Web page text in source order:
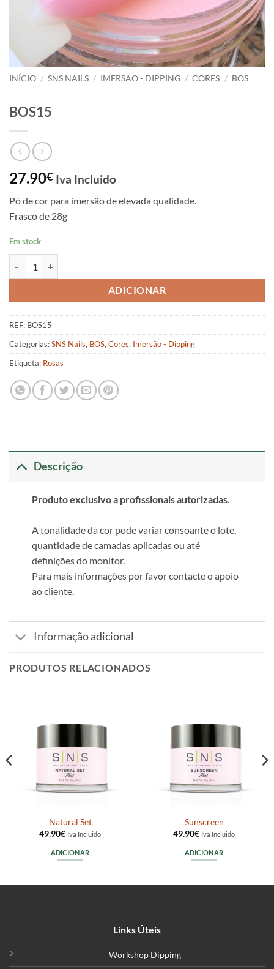
INÍCIO / SNS NAILS / IMERSÃO - DIPPING / CORES / BOS
BOS15
27.90€ Iva Incluido
Pó de cor para imersão de elevada qualidade.
Frasco de 28g
Em stock
ADICIONAR
REF: BOS15
Categorias:SNS Nails, BOS, Cores, Imersão - Dipping
Etiqueta: Rosas
Descrição
Produto exclusivo a profissionais autorizadas.
A tonalidade da cor pode variar consoante o lote,
quantidade de camadas aplicadas ou até
definições do monitor.
Para mais informações por favor contacte o apoio
ao cliente.
Informação adicional
PRODUTOS RELACIONADOS
Natural Set
49.90€ Iva Incluido
ADICIONAR
Sunscreen
49.90€ Iva Incluido
ADICIONAR
Links Úteis
Workshop Dipping